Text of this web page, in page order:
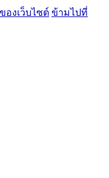
องเว็บไซต์ ข้ามไปที่